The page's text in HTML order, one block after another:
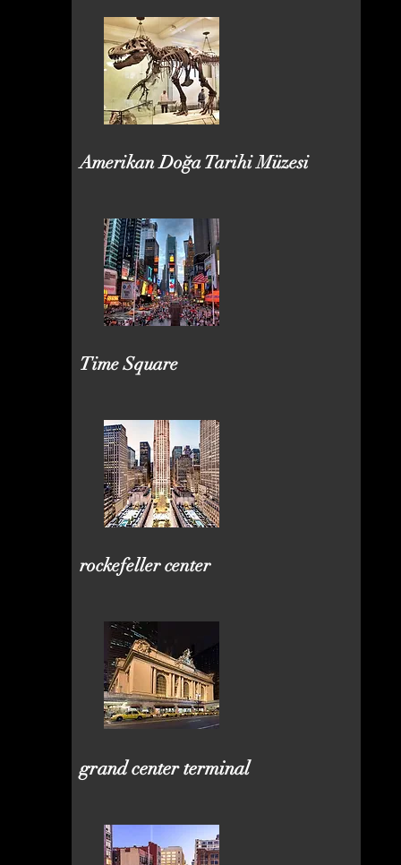
Amerikan Doğa Tarihi Müzesi
Time Square
rockefeller center
grand center terminal